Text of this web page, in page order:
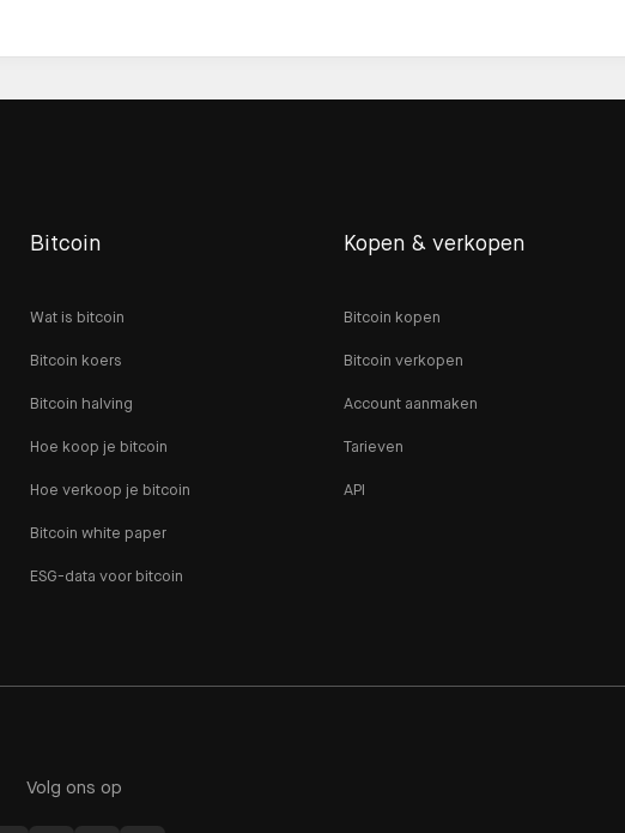
Bitcoin
Wat is bitcoin
Bitcoin koers
Bitcoin halving
Hoe koop je bitcoin
Hoe verkoop je bitcoin
Bitcoin white paper
ESG-data voor bitcoin
Kopen & verkopen
Bitcoin kopen
Bitcoin verkopen
Account aanmaken
Tarieven
API
Volg ons op